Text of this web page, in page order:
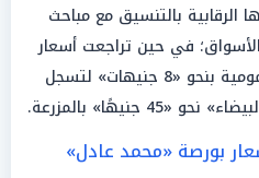
بالتنسيق مع مباحث
في حين تراجعت أسعار
«الفراخ الساسو» بالبورصة العمومية بنحو «8 جنيهات» لتسجل
بورصة «محمد عادل»